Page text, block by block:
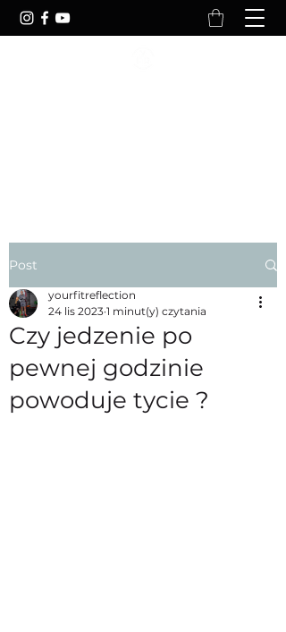
Post
Czy jedzenie po
pewnej godzinie
powoduje tycie ?
yourfitreflection
24 lis 2023 1 minut(y) czytania